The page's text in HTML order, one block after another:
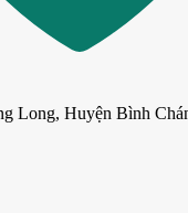
Long, Huyện Bình